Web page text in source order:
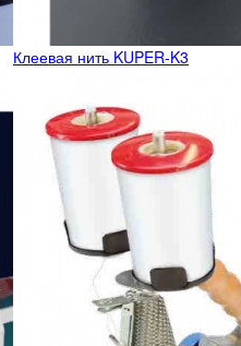
Клеевая нить KUPER-K3